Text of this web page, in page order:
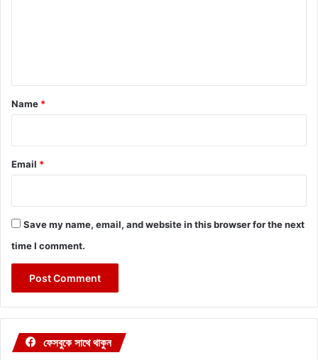
*
Name *
Email *
Save my name, email, and website in this browser for the next
time I comment.
ফেসবুকে সাথে থাকুন